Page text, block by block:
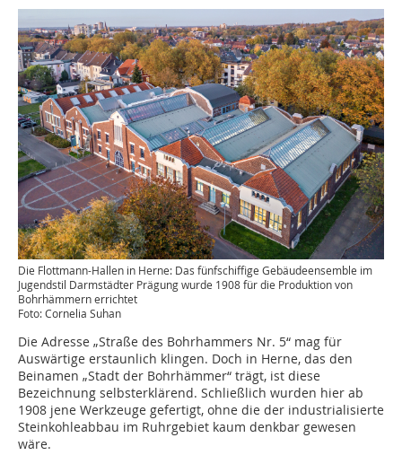
Die Flottmann-Hallen in Herne: Das fünfschiffige Gebäudeensemble im
Jugendstil Darmstädter Prägung wurde 1908 für die Produktion von
Bohrhämmern errichtet
Foto: Cornelia Suhan
Die Adresse „Straße des Bohrhammers Nr. 5“ mag für
Auswärtige erstaunlich klingen. Doch in Herne, das den
Beinamen „Stadt der Bohrhämmer“ trägt, ist ­diese
Bezeichnung selbsterklärend. Schließlich wurden hier ab
1908 jene Werkzeuge gefertigt, ohne die der industrialisierte
Steinkohleabbau im Ruhrgebiet kaum denkbar gewesen
wäre.